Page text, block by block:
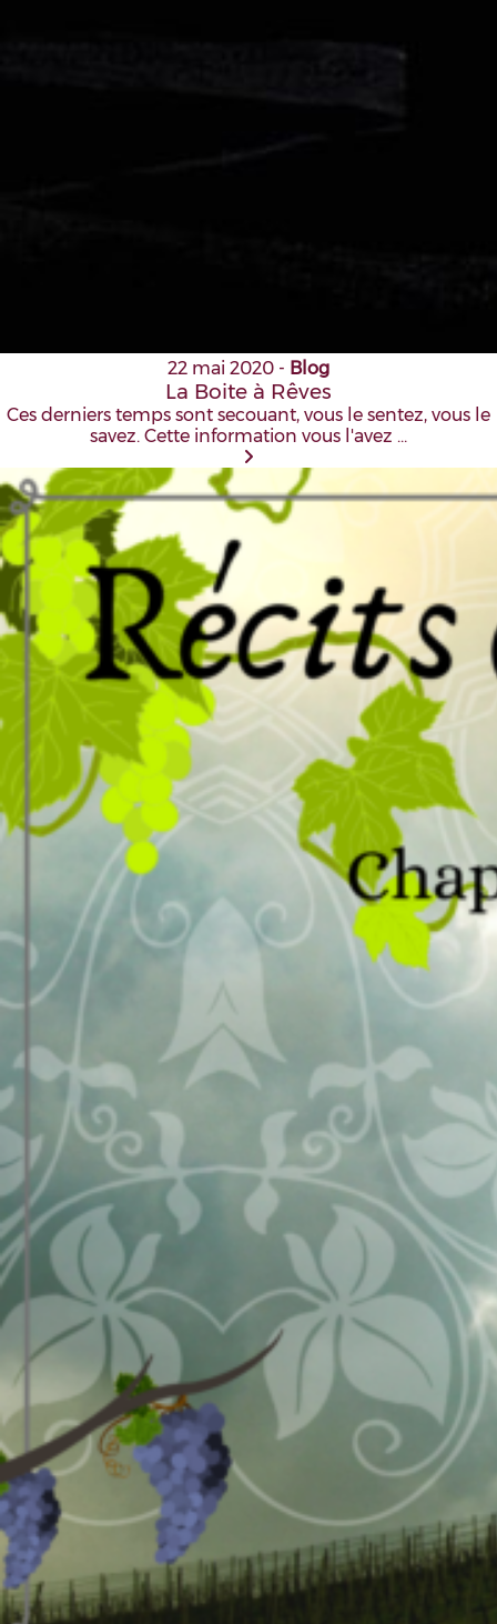
22 mai 2020 - Blog
La Boite à Rêves
Ces derniers temps sont secouant, vous le sentez, vous le
savez. Cette information vous l'avez …